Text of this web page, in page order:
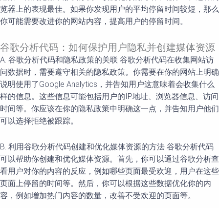
览器上的表现最佳。如果你发现用户的平均停留时间较短，那么
你可能需要改进你的网站内容，提高用户的停留时间。
谷歌分析代码：如何保护用户隐私并创建媒体资源
A. 谷歌分析代码和隐私政策的关联 谷歌分析代码在收集网站访
问数据时，需要遵守相关的隐私政策。你需要在你的网站上明确
说明使用了Google Analytics，并告知用户这意味着会收集什么
样的信息。这些信息可能包括用户的IP地址、浏览器信息、访问
时间等。你应该在你的隐私政策中明确这一点，并告知用户他们
可以选择拒绝被跟踪。
B. 利用谷歌分析代码创建和优化媒体资源的方法 谷歌分析代码
可以帮助你创建和优化媒体资源。首先，你可以通过谷歌分析查
看用户对你的内容的反应，例如哪些页面最受欢迎，用户在这些
页面上停留的时间等。然后，你可以根据这些数据优化你的内
容，例如增加热门内容的数量，改善不受欢迎的页面等。